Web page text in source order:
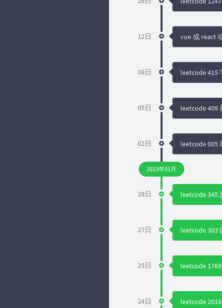
12日 vue 或 react
08日 leetcode 415
05日 leetcode 409
02日 leetcode 005
2023年01月
28日 leetcode 345
27日 leetcode 303
25日 leetcode
24日 leetcode